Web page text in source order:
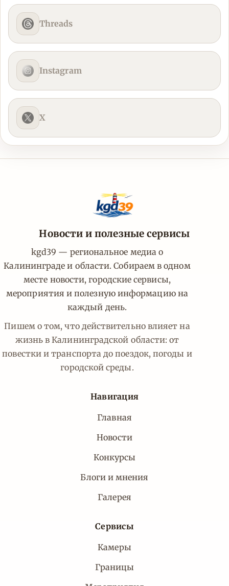
Threads
Instagram
X
Новости и полезные сервисы
kgd39 — региональное медиа о
Калининграде и области. Собираем в одном
месте новости, городские сервисы,
мероприятия и полезную информацию на
каждый день.
Пишем о том, что действительно влияет на
жизнь в Калининградской области: от
повестки и транспорта до поездок, погоды и
городской среды.
Навигация
Главная
Новости
Конкурсы
Блоги и мнения
Галерея
Сервисы
Камеры
Границы